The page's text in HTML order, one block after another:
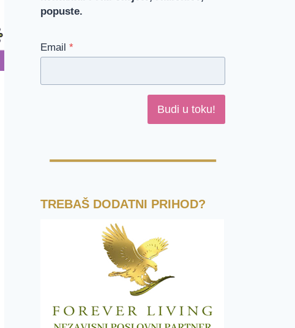
popuste.
Email *
Budi u toku!
TREBAŠ DODATNI PRIHOD?